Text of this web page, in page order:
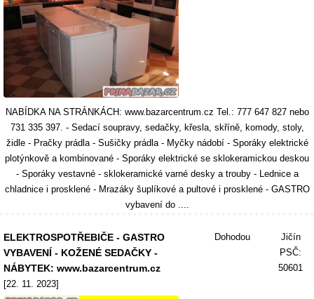
NABÍDKA NA STRÁNKÁCH: www.bazarcentrum.cz Tel.: 777 647 827 nebo
731 335 397. - Sedací soupravy, sedačky, křesla, skříně, komody, stoly,
židle - Pračky prádla - Sušičky prádla - Myčky nádobí - Sporáky elektrické
plotýnkově a kombinované - Sporáky elektrické se sklokeramickou deskou
- Sporáky vestavné - sklokeramické varné desky a trouby - Lednice a
chladnice i prosklené - Mrazáky šuplíkové a pultové i prosklené - GASTRO
vybavení do ....
ELEKTROSPOTŘEBIČE - GASTRO
VYBAVENÍ - KOŽENÉ SEDAČKY -
NÁBYTEK: www.bazarcentrum.cz
[22. 11. 2023]
Dohodou
Jičín
PSČ:
50601